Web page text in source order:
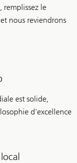
remplissez le
nous reviendrons
est solide,
d’excellence